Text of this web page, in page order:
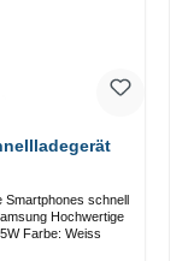
Smartphones schnell
65W Farbe: Weiss